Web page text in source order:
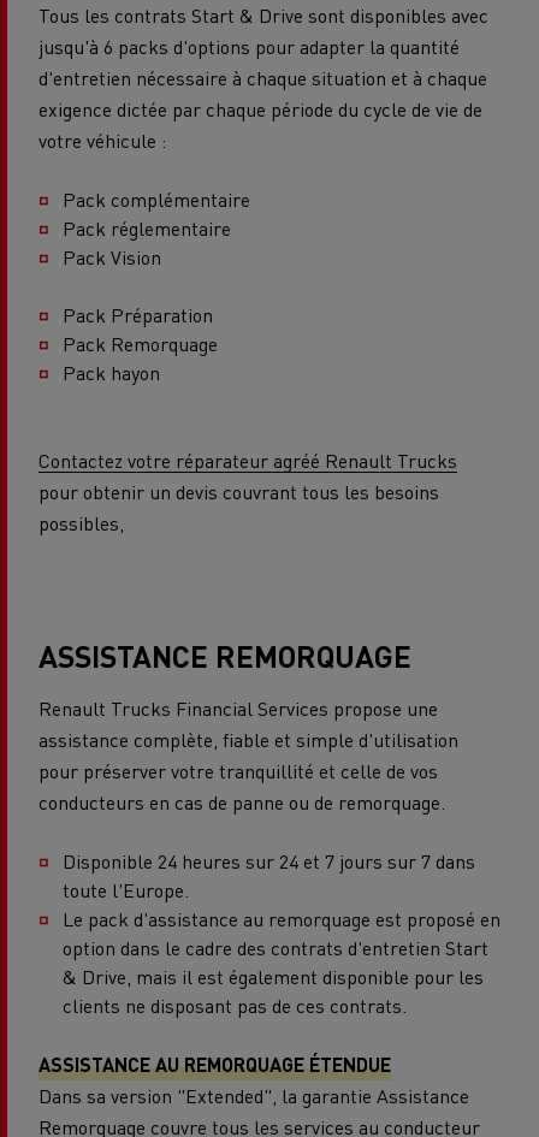
Tous les contrats Start & Drive sont disponibles avec
jusqu'à 6 packs d'options pour adapter la quantité
d'entretien nécessaire à chaque situation et à chaque
exigence dictée par chaque période du cycle de vie de
votre véhicule :
Pack complémentaire
Pack réglementaire
Pack Vision
Pack Préparation
Pack Remorquage
Pack hayon
Contactez votre réparateur agréé Renault Trucks
pour obtenir un devis couvrant tous les besoins
possibles,
ASSISTANCE REMORQUAGE
Renault Trucks Financial Services propose une
assistance complète, fiable et simple d'utilisation
pour préserver votre tranquillité et celle de vos
conducteurs en cas de panne ou de remorquage.
Disponible 24 heures sur 24 et 7 jours sur 7 dans
toute l'Europe.
Le pack d'assistance au remorquage est proposé en
option dans le cadre des contrats d'entretien Start
& Drive, mais il est également disponible pour les
clients ne disposant pas de ces contrats.
ASSISTANCE AU REMORQUAGE ÉTENDUE
Dans sa version "Extended", la garantie Assistance
Remorquage couvre tous les services au conducteur